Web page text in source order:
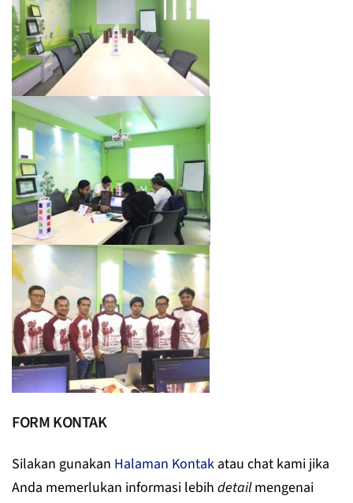
FORM KONTAK
Silakan gunakan Halaman Kontak atau chat kami jika
Anda memerlukan informasi lebih detailmengenai